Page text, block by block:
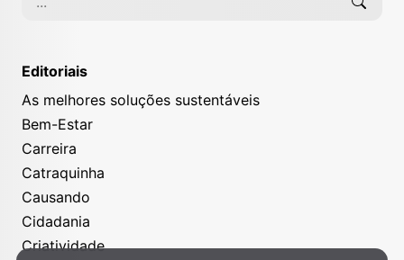
Editoriais
As melhores soluções sustentáveis
Bem-Estar
Carreira
Catraquinha
Causando
Cidadania
Criatividade